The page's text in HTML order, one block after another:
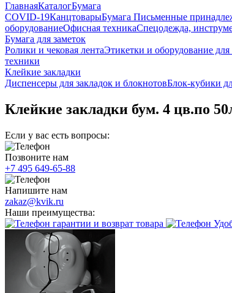
ГлавнаяКаталогБумага
COVID-19КанцтоварыБумага Письменные
оборудованиеОфисная техникаСпецодежда,
Бумага для заметок
Ролики и чековая лентаЭтикетки и оборудование
техники
Клейкие закладки
Диспенсеры для закладок и блокнотовБлок-кубики
Клейкие закладки бум. 4 цв.по
Если у вас есть вопросы:
Позвоните нам
+7 495 649-65-88
Напишите нам
zakaz@kvik.ru
Наши преимущества:
гарантии и возврат товара